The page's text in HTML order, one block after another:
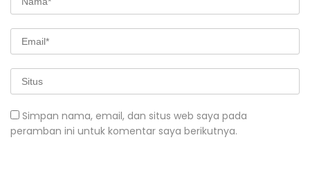
Simpan nama, email, dan situs web saya pada
peramban ini untuk komentar saya berikutnya.